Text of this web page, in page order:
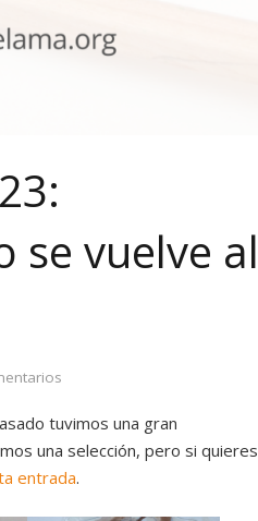
se vuelve al
tuvimos una gran
una selección, pero si quieres
entrada.